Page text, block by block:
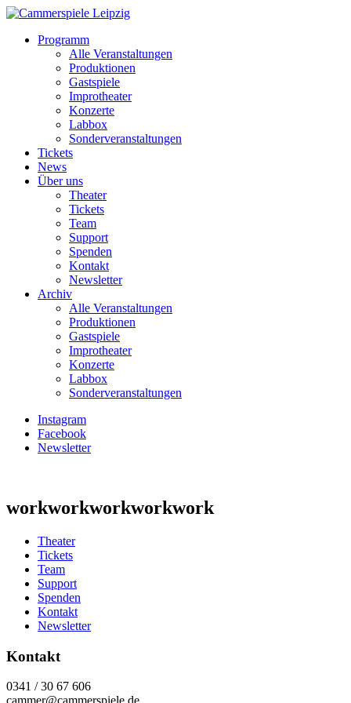
Programm
Alle Veranstaltungen
Produktionen
Gastspiele
Improtheater
Konzerte
Labbox
Sonderveranstaltungen
Tickets
News
Über uns
Theater
Tickets
Team
Support
Spenden
Kontakt
Newsletter
Archiv
Alle Veranstaltungen
Produktionen
Gastspiele
Improtheater
Konzerte
Labbox
Sonderveranstaltungen
Instagram
Facebook
Newsletter
workworkworkworkwork
Theater
Tickets
Team
Support
Spenden
Kontakt
Newsletter
Kontakt
0341 / 30 67 606